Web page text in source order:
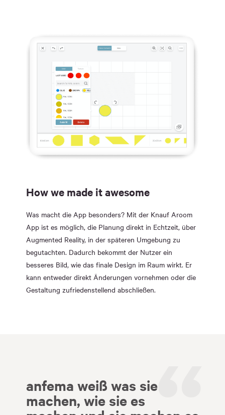
How we made it awesome
Was macht die App besonders? Mit der Knauf Aroom
App ist es möglich, die Planung direkt in Echtzeit, über
Augmented Reality, in der späteren Umgebung zu
begutachten. Dadurch bekommt der Nutzer ein
besseres Bild, wie das finale Design im Raum wirkt. Er
kann entweder direkt Änderungen vornehmen oder die
Gestaltung zufriedenstellend abschließen.
anfema weiß was sie
machen, wie sie es